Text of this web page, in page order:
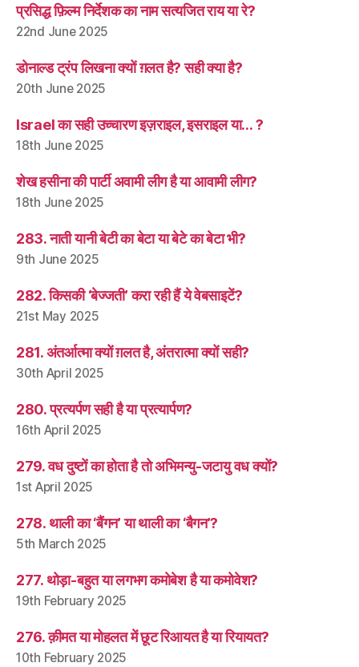
प्रसिद्ध फ़िल्म निर्देशक का नाम सत्यजित राय या रे?
22nd June 2025
डोनाल्ड ट्रंप लिखना क्यों ग़लत है? सही क्या है?
20th June 2025
Israel का सही उच्चारण इज़राइल, इसराइल या… ?
18th June 2025
शेख हसीना की पार्टी अवामी लीग है या आवामी लीग?
18th June 2025
283. नाती यानी बेटी का बेटा या बेटे का बेटा भी?
9th June 2025
282. किसकी ‘बेज्जती’ करा रही हैं ये वेबसाइटें?
21st May 2025
281. अंतर्आत्मा क्यों ग़लत है, अंतरात्मा क्यों सही?
30th April 2025
280. प्रत्यर्पण सही है या प्रत्यार्पण?
16th April 2025
279. वध दुष्टों का होता है तो अभिमन्यु-जटायु वध क्यों?
1st April 2025
278. थाली का ‘बैंगन’ या थाली का ‘बैगन’?
5th March 2025
277. थोड़ा-बहुत या लगभग कमोबेश है या कमोवेश?
19th February 2025
276. क़ीमत या मोहलत में छूट रिआयत है या रियायत?
10th February 2025